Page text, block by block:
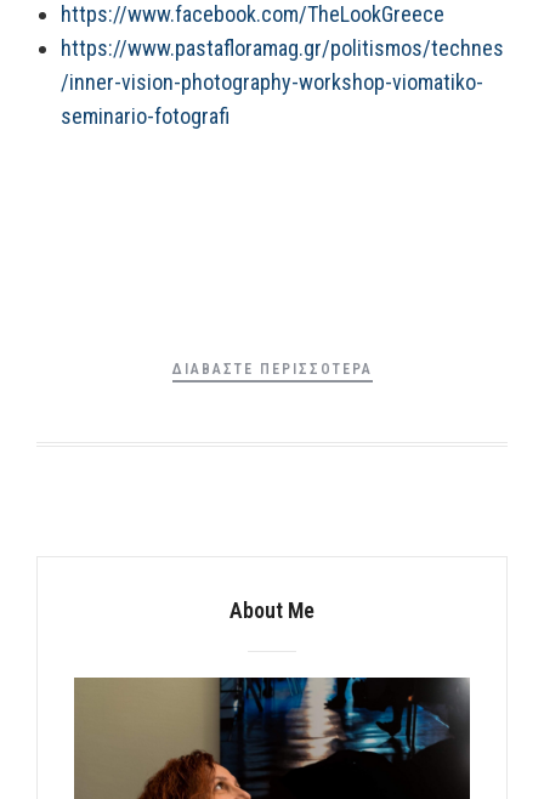
https://www.facebook.com/TheLookGreece
https://www.pastafloramag.gr/politismos/technes
/inner-vision-photography-workshop-viomatiko-
seminario-fotografi
ΔΙΑΒΆΣΤΕ ΠΕΡΙΣΣΌΤΕΡΑ
About Me